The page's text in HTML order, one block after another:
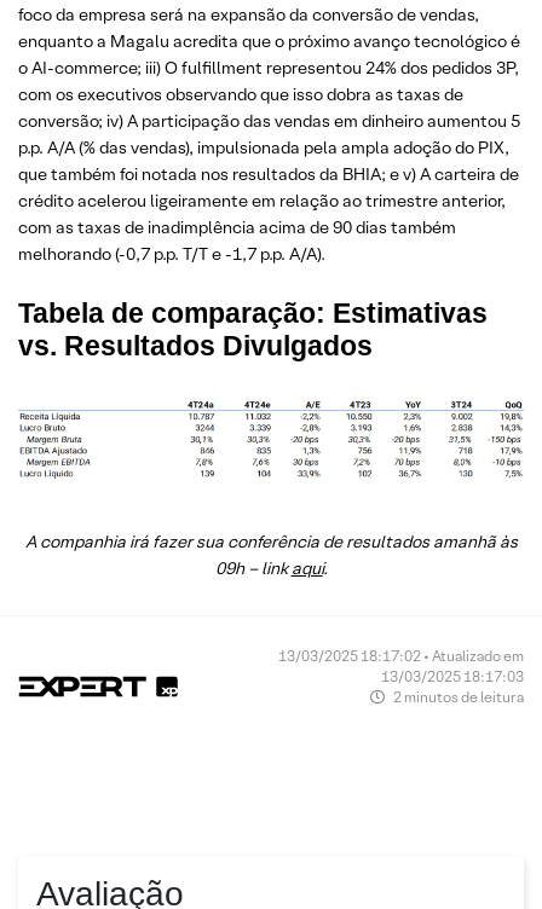
foco da empresa será na expansão da conversão de vendas,
enquanto a Magalu acredita que o próximo avanço tecnológico é
o AI-commerce; iii) O fulfillment representou 24% dos pedidos 3P,
com os executivos observando que isso dobra as taxas de
conversão; iv) A participação das vendas em dinheiro aumentou 5
p.p. A/A (% das vendas), impulsionada pela ampla adoção do PIX,
que também foi notada nos resultados da BHIA; e v) A carteira de
crédito acelerou ligeiramente em relação ao trimestre anterior,
com as taxas de inadimplência acima de 90 dias também
melhorando (-0,7 p.p. T/T e -1,7 p.p. A/A).
Tabela de comparação: Estimativas
vs. Resultados Divulgados
A companhia irá fazer sua conferência de resultados amanhã às
09h – linkaqui.
13/03/2025 18:17:02 • Atualizado em
13/03/2025 18:17:03
2 minutos de leitura
Avaliação